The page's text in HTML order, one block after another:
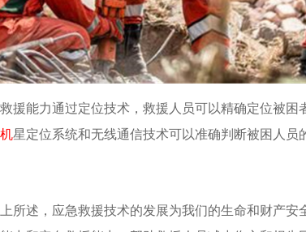
援能力通过定位技术，救援人员可以精确定位被困
星定位系统和无线通信技术可以准确判断被困人员
所述，应急救援技术的发展为我们的生命和财产安